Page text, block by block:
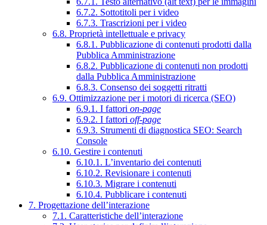
6.7.2. Sottotitoli per i video
6.7.3. Trascrizioni per i video
6.8. Proprietà intellettuale e privacy
6.8.1. Pubblicazione di contenuti prodotti dalla
Pubblica Amministrazione
6.8.2. Pubblicazione di contenuti non prodotti
dalla Pubblica Amministrazione
6.8.3. Consenso dei soggetti ritratti
6.9. Ottimizzazione per i motori di ricerca (SEO)
6.9.1. I fattori on-page
6.9.2. I fattori off-page
6.9.3. Strumenti di diagnostica SEO: Search
Console
6.10. Gestire i contenuti
6.10.1. L’inventario dei contenuti
6.10.2. Revisionare i contenuti
6.10.3. Migrare i contenuti
6.10.4. Pubblicare i contenuti
7. Progettazione dell’interazione
7.1. Caratteristiche dell’interazione